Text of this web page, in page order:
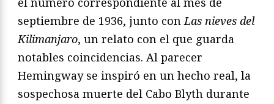
septiembre de 1936, junto conLas nieves del
Kilimanjaro, un relato con el que guarda
notables coincidencias. Al parecer
Hemingway se inspiró en un hecho real, la
sospechosa muerte del Cabo Blyth durante